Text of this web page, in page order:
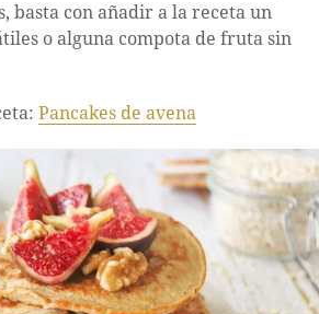
basta con añadir a la receta un
o alguna compota de fruta sin
Pancakes de avena